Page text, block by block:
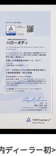
ディーラー初>